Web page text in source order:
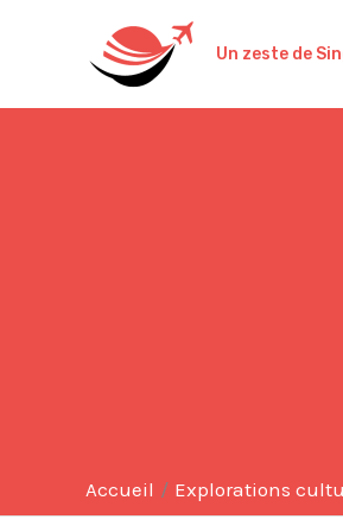
Un zeste de
Accueil Explorations